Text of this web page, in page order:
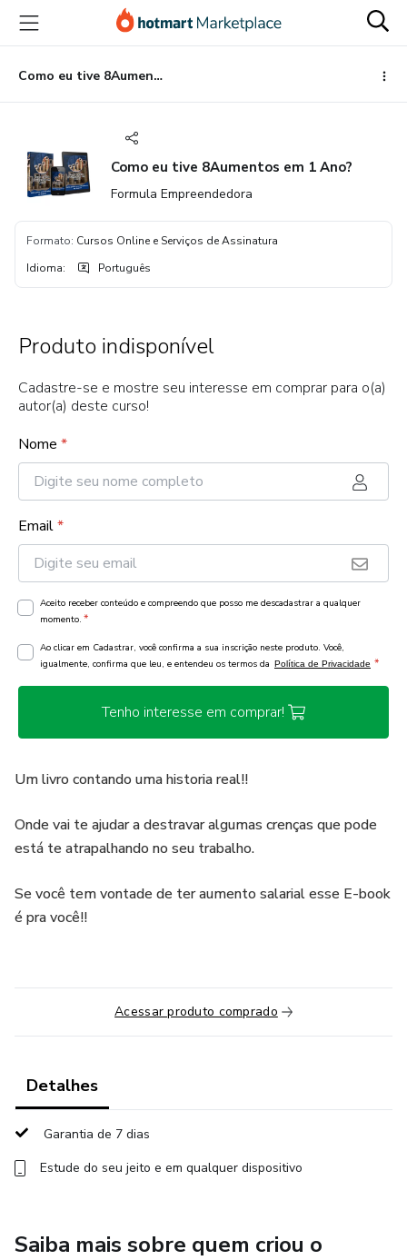
para
conteúdo
principal
para
pagamento
para
rodapé
Como eu tive 8Aumentos em 1 Ano?
Como eu tive 8Aumentos em 1 Ano?
Formula Empreendedora
Formato: Cursos Online e Serviços de Assinatura
Idioma: Português
Produto indisponível
Cadastre-se e mostre seu interesse em comprar para o(a)
autor(a) deste curso!
Nome *
Email*
Aceito receber conteúdo e compreendo que posso me descadastrar a qualquer
momento. *
Ao clicar em Cadastrar, você confirma a sua inscrição neste produto. Você,
igualmente, confirma que leu, e entendeu os termos da Política de Privacidade *
Tenho interesse em comprar!
Um livro contando uma historia real!!
Onde vai te ajudar a destravar algumas crenças que pode
está te atrapalhando no seu trabalho.
Se você tem vontade de ter aumento salarial esse E-book
é pra você!!
Acessar produto comprado
Detalhes
Garantia de 7 dias
Estude do seu jeito e em qualquer dispositivo
Saiba mais sobre quem criou o